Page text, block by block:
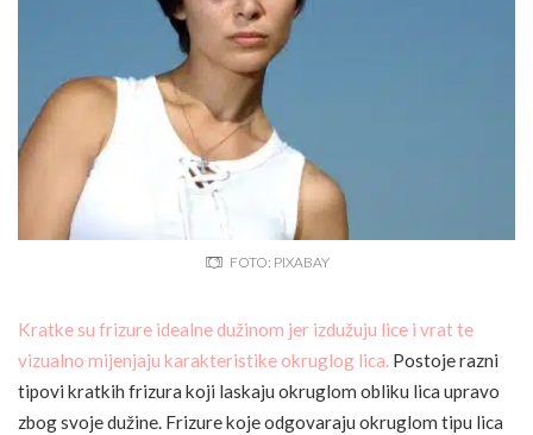
FOTO: PIXABAY
Kratke su frizure idealne dužinom jer izdužuju lice i vrat te
vizualno mijenjaju karakteristike okruglog lica. Postoje razni
tipovi kratkih frizura koji laskaju okruglom obliku lica upravo
zbog svoje dužine. Frizure koje odgovaraju okruglom tipu lica